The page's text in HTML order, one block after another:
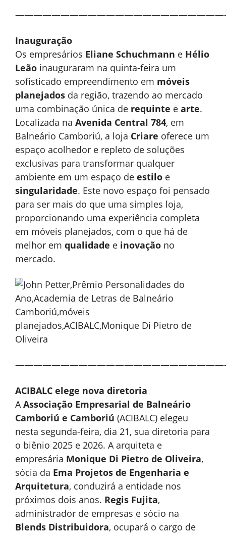
Inauguração
Os empresários Eliane Schuchmann e Hélio
Leão inauguraram na quinta-feira um
sofisticado empreendimento em móveis
planejados da região, trazendo ao mercado
uma combinação única de requinte e arte.
Localizada na Avenida Central 784, em
Balneário Camboriú, a loja Criare oferece um
espaço acolhedor e repleto de soluções
exclusivas para transformar qualquer
ambiente em um espaço de estilo e
singularidade. Este novo espaço foi pensado
para ser mais do que uma simples loja,
proporcionando uma experiência completa
em móveis planejados, com o que há de
melhor em qualidade e inovação no
mercado.
ACIBALC elege nova diretoria
AAssociação Empresarial de Balneário
Camboriú e Camboriú (ACIBALC) elegeu
nesta segunda-feira, dia 21, sua diretoria para
o biênio 2025 e 2026. A arquiteta e
empresária Monique Di Pietro de Oliveira,
sócia da Ema Projetos de Engenharia e
Arquitetura, conduzirá a entidade nos
próximos dois anos. Regis Fujita,
administrador de empresas e sócio na
Blends Distribuidora, ocupará o cargo de